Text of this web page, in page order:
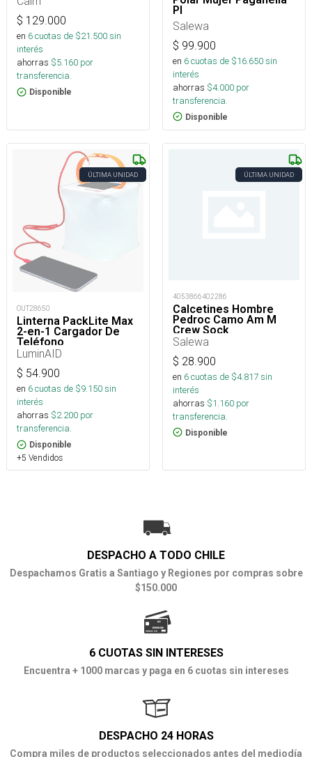
$ 129.000
en 6cuotas de $21.500sin
interés
ahorras $5.160 por
transferencia.
Disponible
Pl
Salewa
$ 99.900
en 6cuotas de $16.650sin
interés
ahorras $4.000 por
transferencia.
Disponible
ÚLTIMA UNIDAD
OUT28650
Linterna PackLite Max
2-en-1 Cargador De
Teléfono
LuminAID
$ 54.900
en 6cuotas de $9.150sin
interés
ahorras $2.200 por
transferencia.
Disponible
+5 Vendidos
ÚLTIMA UNIDAD
4053866402286
Calcetines Hombre
Pedroc Camo Am M
Crew Sock
Salewa
$ 28.900
en 6cuotas de $4.817sin
interés
ahorras $1.160 por
transferencia.
Disponible
DESPACHO A TODO CHILE
Despachamos Gratis a Santiago y Regiones por compras sobre
$150.000
6 CUOTAS SIN INTERESES
Encuentra + 1000 marcas y paga en 6 cuotas sin intereses
DESPACHO 24 HORAS
Compra miles de productos seleccionados antes del mediodía